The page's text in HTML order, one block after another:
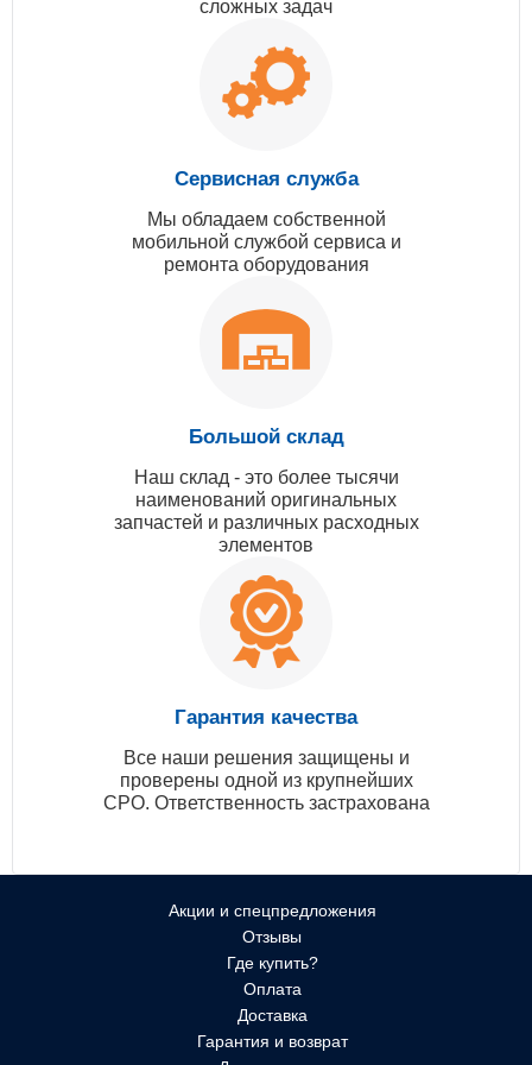
сложных задач
Сервисная служба
Мы обладаем собственной
мобильной службой сервиса и
ремонта оборудования
Большой склад
Наш склад - это более тысячи
наименований оригинальных
запчастей и различных расходных
элементов
Гарантия качества
Все наши решения защищены и
проверены одной из крупнейших
СРО. Ответственность застрахована
Акции и спецпредложения
Отзывы
Где купить?
Оплата
Доставка
Гарантия и возврат